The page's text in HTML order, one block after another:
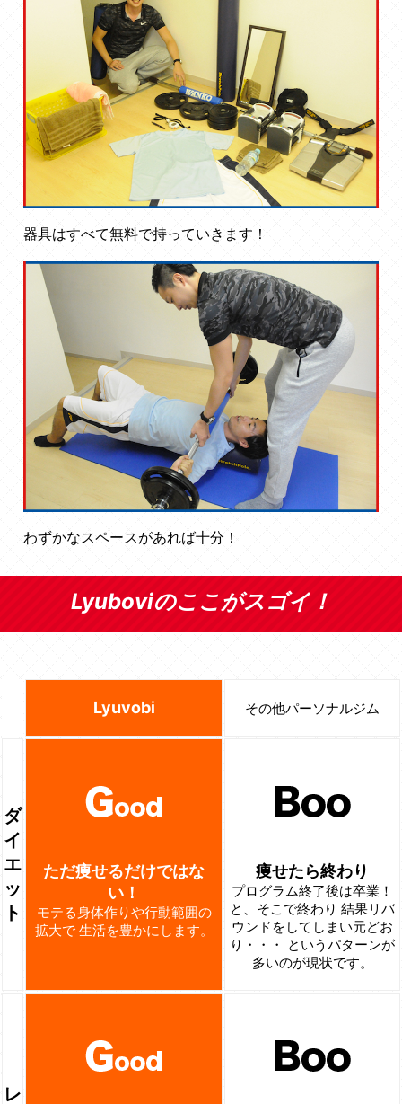
器具はすべて無料で持っていきます！
わずかなスペースがあれば十分！
Lyuboviのここがスゴイ！
Lyuvobi その他パーソナルジム
ダ
イ
エ
ッ
ト
ただ痩せるだけではな
い！
モテる身体作りや行動範囲の
拡大で生活を豊かにします。
痩せたら終わり
プログラム終了後は卒業！
と、そこで終わり 結果リバ
ウンドをしてしまい元どお
り・・・
というパターンが
多いのが現状です。
レ